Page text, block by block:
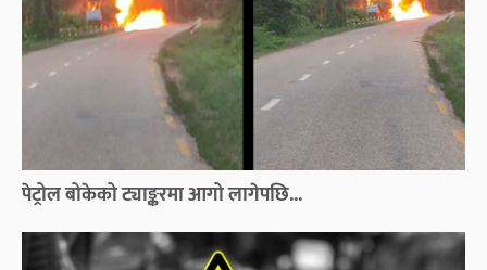
पेट्रोल बोकेको ट्याङ्करमा आगो लागेपछि...